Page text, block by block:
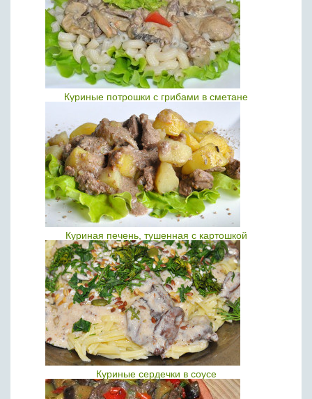
Куриные потрошки с грибами в сметане
Куриная печень, тушенная с картошкой
Куриные сердечки в соусе